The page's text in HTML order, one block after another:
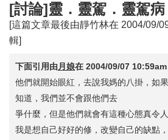
[討論]靈．靈駕．靈駕病
[這篇文章最後由靜竹林在 2004/09/
輯]
下面引用由月娘在 2004/09/07 10:59am
他們就開始眼紅，去說我媽的八掛，如
知道，我們並不會跟他們去
爭什麼，但是他們就會有這種心態真令
我是想自己好好的修，改變自己的缺點